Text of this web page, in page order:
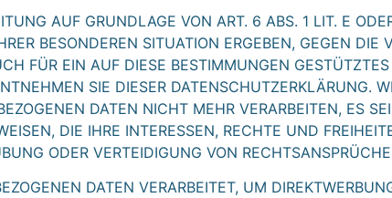
AUF GRUNDLAGE VON ART. 6 ABS. 1 LIT. E
BESONDEREN SITUATION ERGEBEN, GEGEN DIE
FÜR EIN AUF DIESE BESTIMMUNGEN
SIE DIESER DATENSCHUTZERKLÄRUNG.
DATEN NICHT MEHR VERARBEITEN, ES
DIE IHRE INTERESSEN, RECHTE UND
ODER VERTEIDIGUNG VON
DATEN VERARBEITET, UM